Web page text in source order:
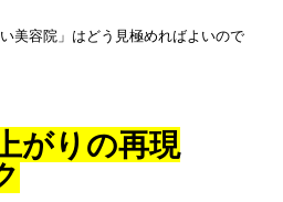
美容院」はどう見極めればよいので
がりの再現